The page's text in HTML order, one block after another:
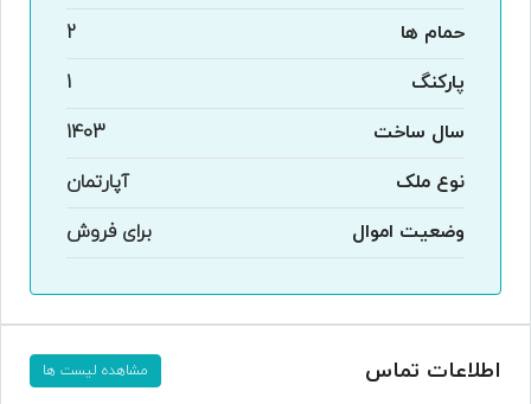
حمام ها
2
پارکنگ
1
سال ساخت
1403
نوع ملک
آپارتمان
وضعیت اموال
برای فروش
اطلاعات تماس مشاهده لیست ها